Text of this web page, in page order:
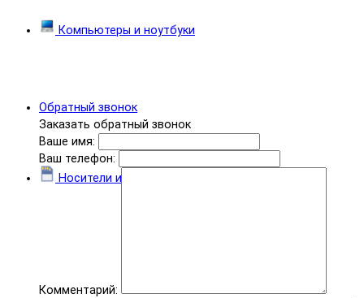
Обратный звонок
Заказать обратный звонок
Ваше имя:
Ваш телефон:
Комментарий:
Компьютеры и ноутбуки
Носители информации